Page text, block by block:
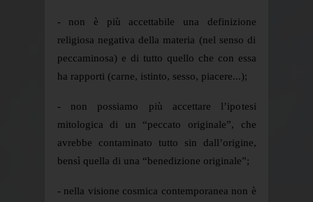
- non è più accettabile una definizione
religiosa negativa della materia (nel senso di
peccaminosa) e di tutto quello che con essa
ha rapporti (carne, istinto, sesso, piacere...);
- non possiamo più accettare l’ipotesi
mitologica di un “peccato originale”, che
avrebbe contaminato tutto sin dall’origine,
bensì quella di una “benedizione originale”;
- nella visione cosmica contemporanea non è